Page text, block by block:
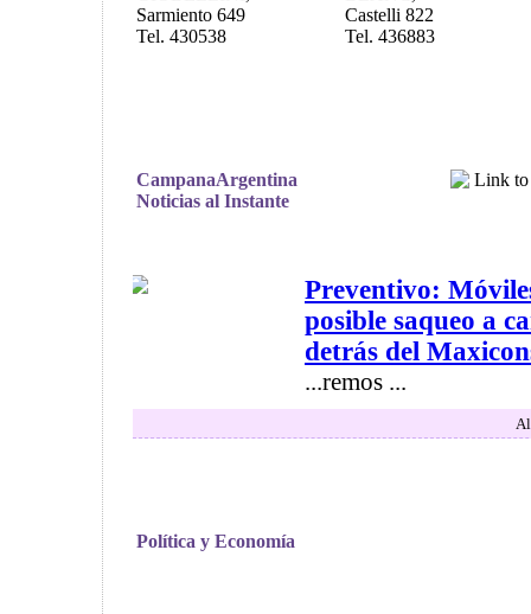
Sarmiento 649
Tel. 430538
Castelli 822
Tel. 436883
CampanaArgentina
Noticias al Instante
Preventivo:
posible saqueo a
detrás del
...remos ...
Política y Economía